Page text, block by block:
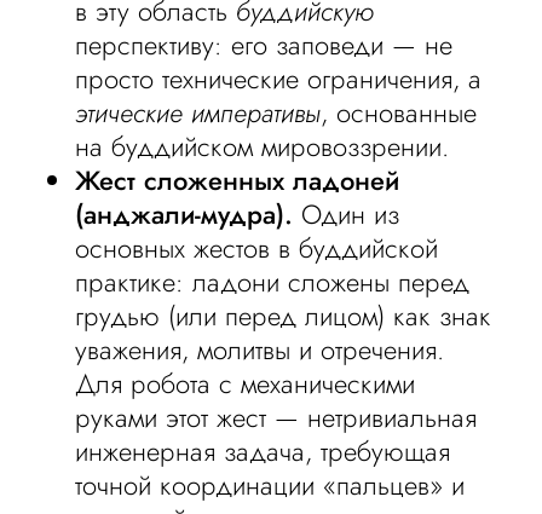
в эту область буддийскую
перспективу: его заповеди — не
просто технические ограничения, а
этические императивы, основанные
на буддийском мировоззрении.
Жест сложенных ладоней
(анджали-мудра). Один из
основных жестов в буддийской
практике: ладони сложены перед
грудью (или перед лицом) как знак
уважения, молитвы и отречения.
Для робота с механическими
руками этот жест — нетривиальная
инженерная задача, требующая
точной координации «пальцев» и